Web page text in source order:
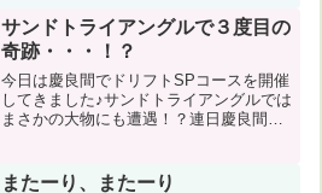
度20m１...
サンドトライアングルで３度目の
奇跡・・・！？
今日は慶良間でドリフトSPコースを開催
してきました♪サンドトライアングルでは
まさかの大物にも遭遇！？連日慶良間へ
ツ：ウエット５ｍｍ 担当スタッフ：高
またーり、またーり